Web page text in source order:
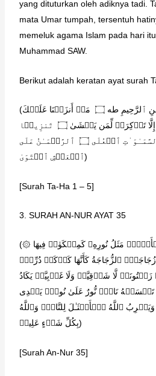
yang dituturkan oleh adiknya tadi.
mata Umar tumpah, tersentuh
memeluk agama Islam pada hari
Muhammad SAW.
Berikut adalah keratan ayat surah
(بِسۡمِ ٱللَّهِ ٱلرَّحۡمَـٰنِ ٱلرَّحِیمِ طه ۝ مَاۤ أَنزَلۡنَا عَلَیۡكَ
ٱلۡقُرۡءَانَ لِتَشۡقَىٰۤ ۝ إِلَّا تَذۡكِرَةࣰ لِّمَن یَخۡشَىٰ ۝ تَنزِیلࣰا
مِّمَّنۡ خَلَقَ ٱلۡأَرۡضَ وَٱلسَّمَـٰوَ ٰ⁠تِ ٱلۡعُلَى ۝ ٱلرَّحۡمَـٰنُ عَلَى
ٱلۡعَرۡشِ ٱسۡتَوَىٰ)
[Surah Ta-Ha 1 – 5]
3. SURAH AN-NUR AYAT 35
(۞ ٱللَّهُ نُورُ ٱلسَّمَـٰوَ ٰ⁠تِ وَٱلۡأَرۡضِۚ مَثَلُ نُورِهِۦ كَمِشۡكَوٰةࣲ فِیهَا
ٱلزُّجَاجَةُ كَأَنَّهَا كَوۡكَبࣱ دُرِّیࣱّ
لَّا شَرۡقِیَّةࣲ وَلَا غَرۡبِیَّةࣲ یَكَادُ
تَمۡسَسۡهُ نَارࣱۚ نُّورٌ عَلَىٰ نُورࣲۚ یَهۡدِی
ٱللَّهُ ٱلۡأَمۡثَـٰلَ لِلنَّاسِۗ وَٱللَّهُ
بِكُلِّ شَیۡءٍ عَلِیمࣱ)
[Surah An-Nur 35]